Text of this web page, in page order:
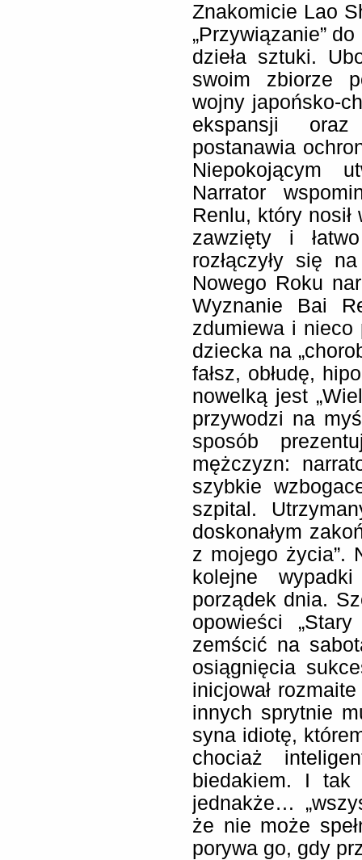
Znakomicie Lao
„Przywiązanie”
dzieła sztuki.
swoim zbiorze
wojny japońsko-
ekspansji
postanawia
Niepokojącym
Narrator
Renlu, który nosił
zawzięty i
rozłączyły się
Nowego Roku
Wyznanie Bai
zdumiewa i
dziecka na
fałsz, obłudę,
nowelką jest
przywodzi na
sposób
mężczyzn:
szybkie
szpital.
doskonałym
z mojego życia”.
kolejne
porządek dnia.
opowieści
zemścić na
osiągnięcia
inicjował
innych sprytnie
syna idiotę,
chociaż
biedakiem. I tak
jednakże…
że nie może
porywa go, gdy